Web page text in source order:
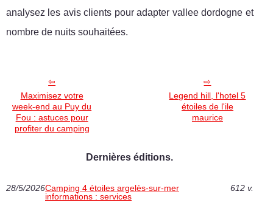
analysez les avis clients pour adapter vallee dordogne et
nombre de nuits souhaitées.
Maximisez votre
week-end au Puy du
Fou : astuces pour
profiter du camping
Legend hill, l'hotel 5
étoiles de l'ile
maurice
Dernières éditions.
28/5/2026Camping 4 étoiles argelès-sur-mer
informations : services
612 v.